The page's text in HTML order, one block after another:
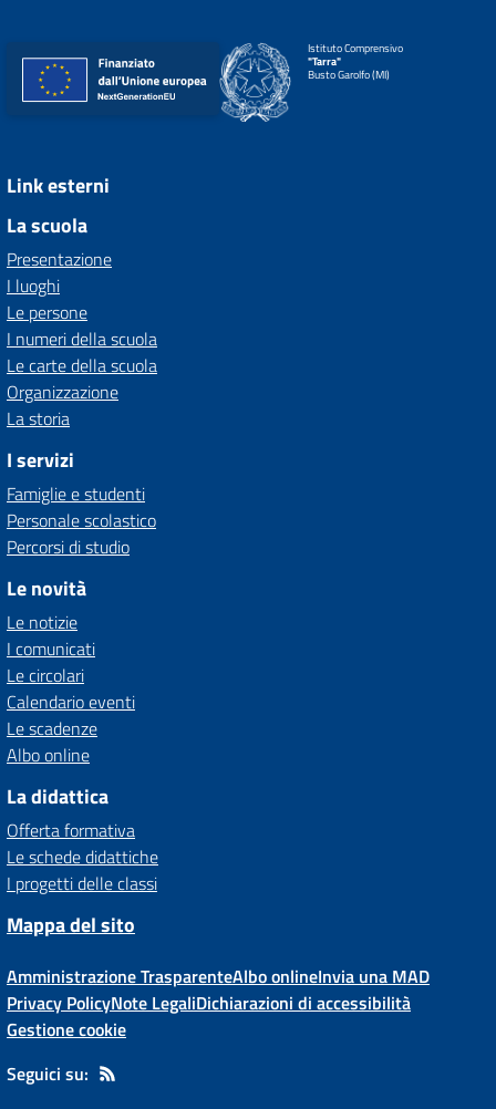
Istituto Comprensivo
"Tarra"
Busto Garolfo (MI)
Link esterni
La scuola
Presentazione
I luoghi
Le persone
I numeri della scuola
Le carte della scuola
Organizzazione
La storia
I servizi
Famiglie e studenti
Personale scolastico
Percorsi di studio
Le novità
Le notizie
I comunicati
Le circolari
Calendario eventi
Le scadenze
Albo online
La didattica
Offerta formativa
Le schede didattiche
I progetti delle classi
Mappa del sito
Amministrazione TrasparenteAlbo onlineInvia una MAD
Privacy PolicyNote LegaliDichiarazioni di accessibilità
Gestione cookie
Seguici su: